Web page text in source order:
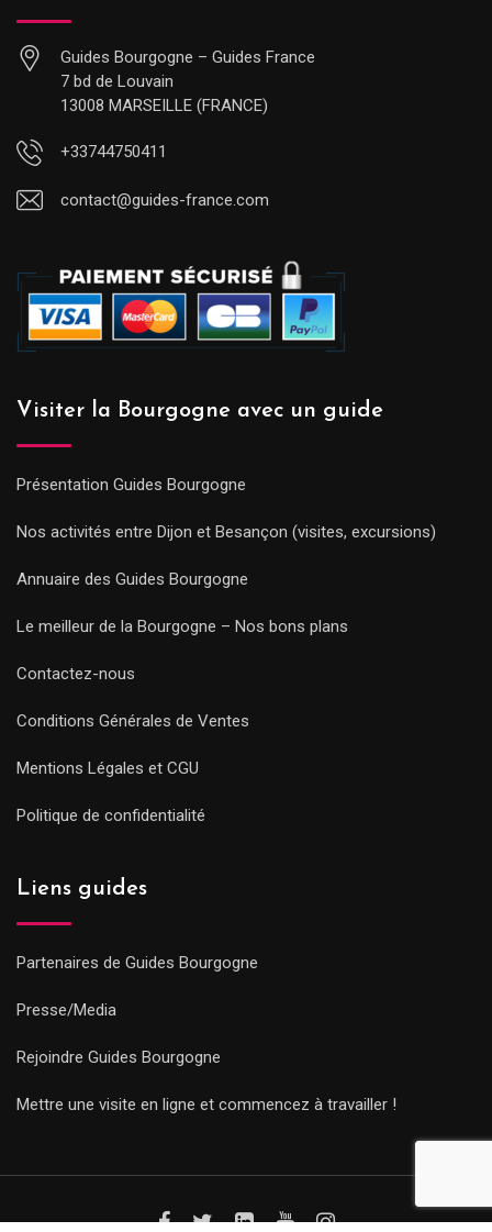
Guides Bourgogne – Guides France
7 bd de Louvain
13008 MARSEILLE (FRANCE)
+33744750411
contact@guides-france.com
Visiter la Bourgogne avec un guide
Présentation Guides Bourgogne
Nos activités entre Dijon et Besançon (visites, excursions)
Annuaire des Guides Bourgogne
Le meilleur de la Bourgogne – Nos bons plans
Contactez-nous
Conditions Générales de Ventes
Mentions Légales et CGU
Politique de confidentialité
Liens guides
Partenaires de Guides Bourgogne
Presse/Media
Rejoindre Guides Bourgogne
Mettre une visite en ligne et commencez à travailler !